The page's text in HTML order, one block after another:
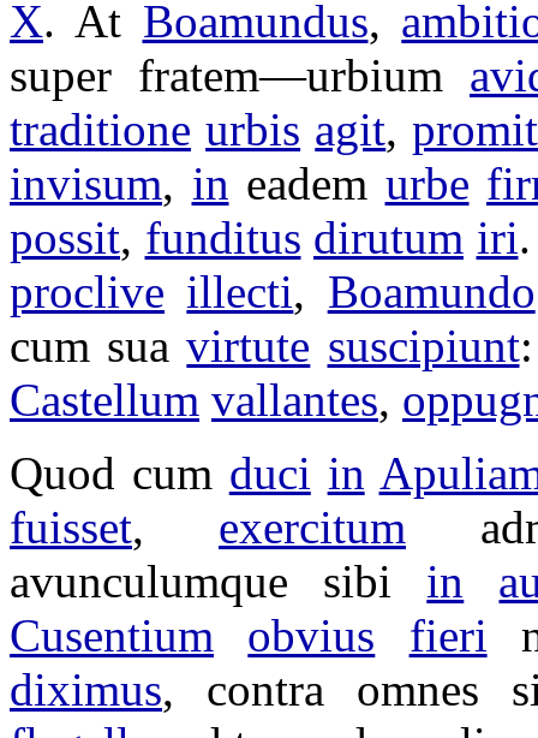
X. At Boamundus,
super fratem—urbium
traditione urbis agit,
invisum, in eadem urbe
possit, funditus dirutum iri
proclive illecti, Boamundo
cum suavirtute suscipiunt
Castellum vallantes,
Quod cum duci in
fuisset, exercitum
avunculumque sibi in
Cusentium
obvius fieri
diximus, contra omnes